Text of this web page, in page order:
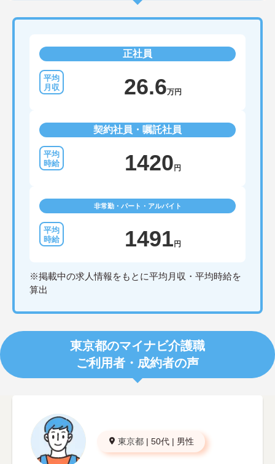
正社員
26.6万円
契約社員・嘱託社員
1420 円
非常勤・パート・アルバイト
1491 円
※掲載中の求人情報をもとに平均月収・平均時給を
算出
東京都のマイナビ介護職
ご利用者・成約者の声
東京都 | 50代 | 男性